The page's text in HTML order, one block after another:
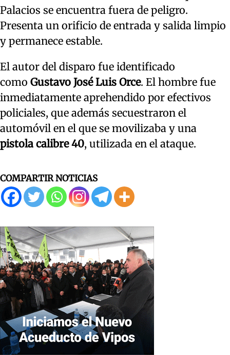
Palacios se encuentra fuera de peligro.
Presenta un orificio de entrada y salida limpio
y permanece estable.
El autor del disparo fue identificado
como Gustavo José Luis Orce. El hombre fue
inmediatamente aprehendido por efectivos
policiales, que además secuestraron el
automóvil en el que se movilizaba y una
pistola calibre 40, utilizada en el ataque.
COMPARTIR NOTICIAS